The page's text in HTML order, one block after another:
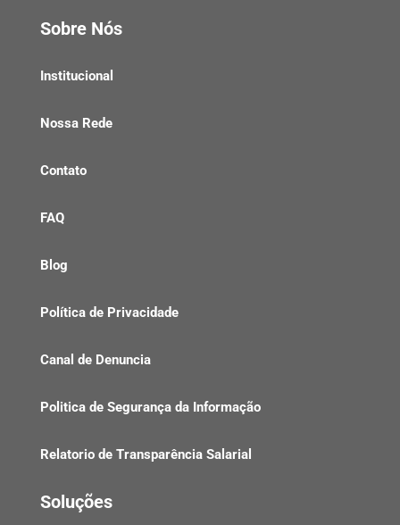
Sobre Nós
Institucional
Nossa Rede
Contato
FAQ
Blog
Política de Privacidade
Canal de Denuncia
Politica de Segurança da Informação
Relatorio de Transparência Salarial
Soluções